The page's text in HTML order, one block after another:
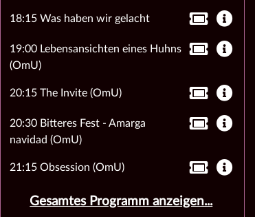
18:15 Was haben wir gelacht
19:00 Lebensansichten eines Huhns
(OmU)
20:15 The Invite (OmU)
20:30 Bitteres Fest - Amarga
navidad (OmU)
21:15 Obsession (OmU)
Gesamtes Programm anzeigen...